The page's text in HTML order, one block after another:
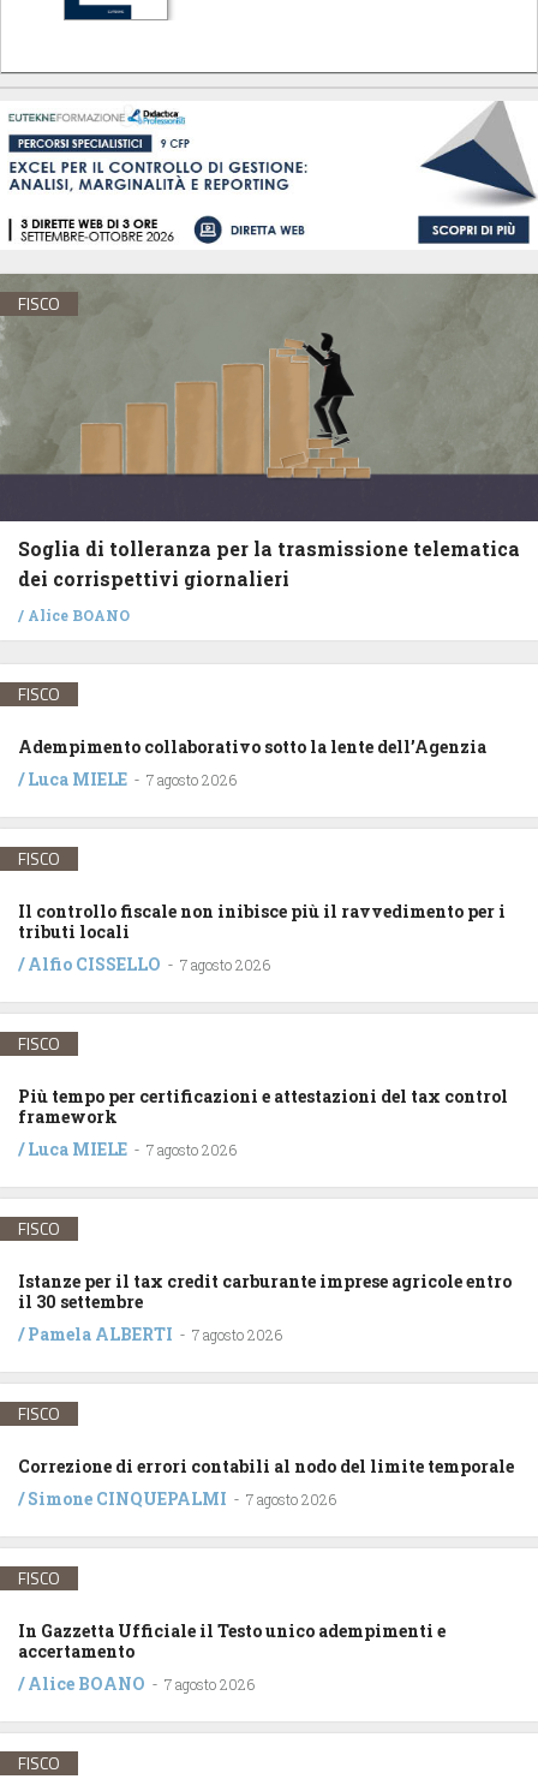
FISCO
Soglia di tolleranza per la trasmissione telematica
dei corrispettivi giornalieri
/ Alice BOANO
FISCO
Adempimento collaborativo sotto la lente dell’Agenzia
/Luca MIELE - 7 agosto 2026
FISCO
Il controllo fiscale non inibisce più il ravvedimento per i
tributi locali
/Alfio CISSELLO - 7 agosto 2026
FISCO
Più tempo per certificazioni e attestazioni del tax control
framework
/Luca MIELE - 7 agosto 2026
FISCO
Istanze per il tax credit carburante imprese agricole entro
il 30 settembre
/Pamela ALBERTI - 7 agosto 2026
FISCO
Correzione di errori contabili al nodo del limite temporale
/Simone CINQUEPALMI - 7 agosto 2026
FISCO
In Gazzetta Ufficiale il Testo unico adempimenti e
accertamento
/Alice BOANO - 7 agosto 2026
FISCO